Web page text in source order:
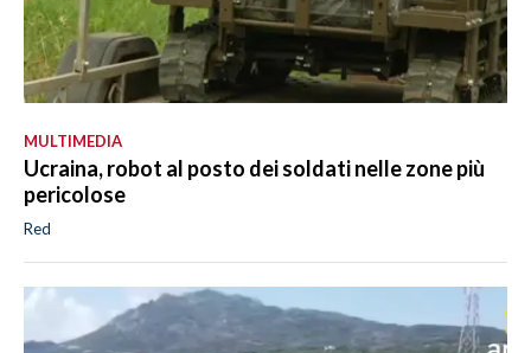
MULTIMEDIA
Ucraina, robot al posto dei soldati nelle zone più
pericolose
Red